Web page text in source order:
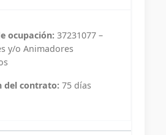
ocupación: 37231077 –
y/o Animadores
del contrato: 75 días